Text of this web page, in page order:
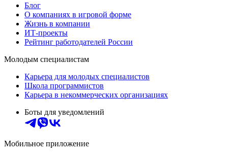
Блог
О компаниях в игровой форме
Жизнь в компании
ИТ-проекты
Рейтинг работодателей России
Молодым специалистам
Карьера для молодых специалистов
Школа программистов
Карьера в некоммерческих организациях
Боты для уведомлений
Мобильное приложение